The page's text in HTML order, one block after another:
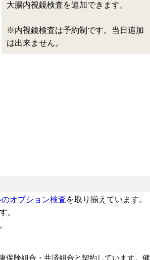
大腸内視鏡検査を追加できます。
※内視鏡検査は予約制です。当日追加
は出来ません。
オプション検査を取り揃えています。
。
保険組合・共済組合と契約しています。健